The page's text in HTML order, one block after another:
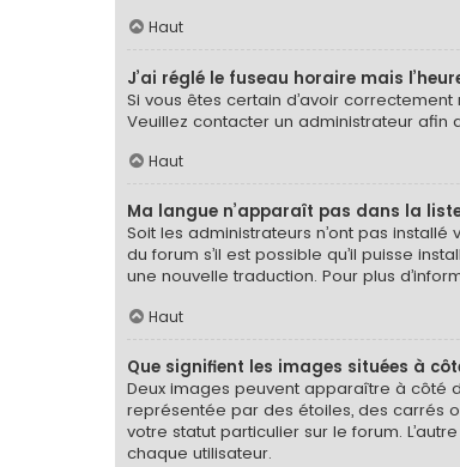
Haut
J’ai réglé le fuseau horaire mais
Si vous êtes certain d’avoir
Veuillez contacter un administrateur
Haut
Ma langue n’apparaît pas dans la
Soit les administrateurs n’ont pas
du forum s’il est possible qu’il puisse
une nouvelle traduction. Pour plus
Haut
Que signifient les images situées à
Deux images peuvent apparaître à côté
représentée par des étoiles, des carrés
votre statut particulier sur le forum.
chaque utilisateur.